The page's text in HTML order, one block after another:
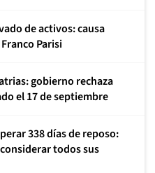
de activos: causa
Parisi
gobierno rechaza
el 17 de septiembre
338 días de reposo:
todos sus